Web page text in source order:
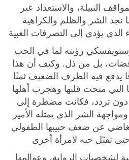
ذ
ل
و
ن
م
ه
و
ن
q
u
النبيلة، والاستعداد عير
نجد الشر والظلم والكراهية
الذي يؤدي إلى التصرفات الغبية
بل من ذل. وكيف أن هذا
يدفع فيه الطرف الضعيف ثمنًا
التي منحت قلبها وهجرب أهلها
تردد، فكانت مضطرة إلى
الشر الذي يمثله الأمير
عن ضعف حبيبها الطفولي
تقبّل حبه لامرأة أخرى